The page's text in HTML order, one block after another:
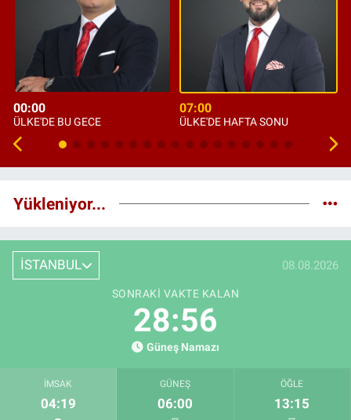
00:00
ÜLKE'DE BU GECE
07:00
ÜLKE'DE HAFTA SONU
Yükleniyor...
İSTANBUL 08.08.2026
SONRAKI VAKTE KALAN
28:55
Güneş Namazı
İMSAK
04:19
GÜNEŞ
06:00
ÖĞLE
13:15